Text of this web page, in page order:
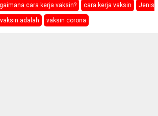
cara kerja vaksin? cara kerja vaksin Jenis
vaksin adalah vaksin corona